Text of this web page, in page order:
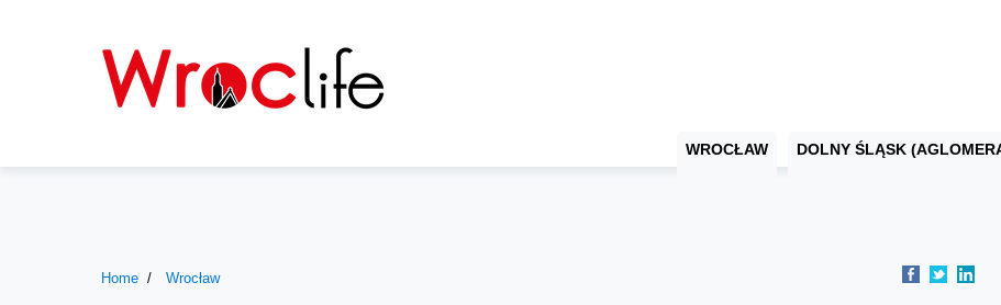
WROCŁAW DOLNY ŚLĄSK
Home Wrocław